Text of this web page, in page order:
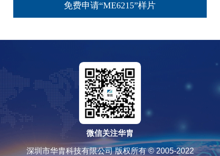
免费申请“ME6215”样片
微信关注华胄
深圳市华胄科技有限公司 版权所有 © 2005-2022